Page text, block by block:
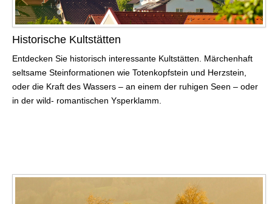
Historische Kultstätten
Entdecken Sie historisch interessante Kultstätten. Märchenhaft
seltsame Steinformationen wie Totenkopfstein und Herzstein,
oder die Kraft des Wassers – an einem der ruhigen Seen – oder
in der wild- romantischen Ysperklamm.